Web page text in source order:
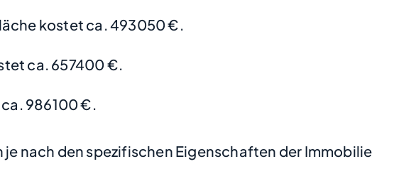
kostet ca. 493050 €.
ca. 657400 €.
986100 €.
nach den spezifischen Eigenschaften der Immobilie